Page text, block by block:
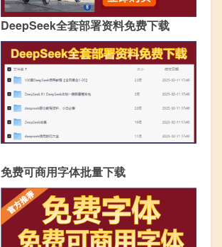
DeepSeek全套部署资料免费下载
免费可商用字体批量下载